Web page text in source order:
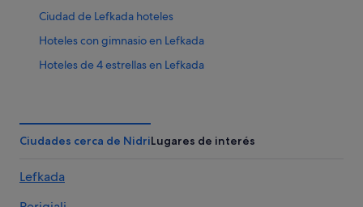
Ciudad de Lefkada hoteles
Hoteles con gimnasio en Lefkada
Hoteles de 4 estrellas en Lefkada
B&B en Lefkada
Hoteles con todo incluido en Lefkada
Ciudades cerca de NidriLugares de interés
Lefkada